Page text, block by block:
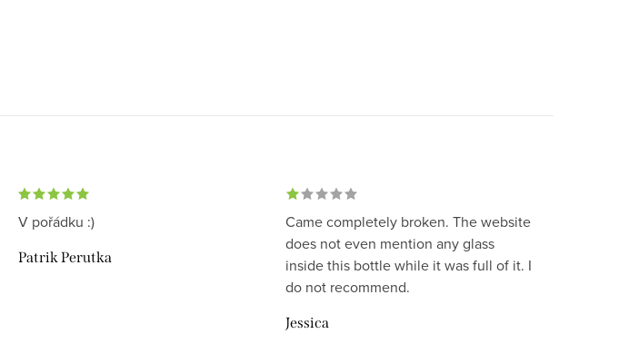
V pořádku :)
Patrik Perutka
Came completely broken. The website
does not even mention any glass
inside this bottle while it was full of it. I
do not recommend.
Jessica